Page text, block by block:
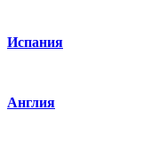
Испания
Англия